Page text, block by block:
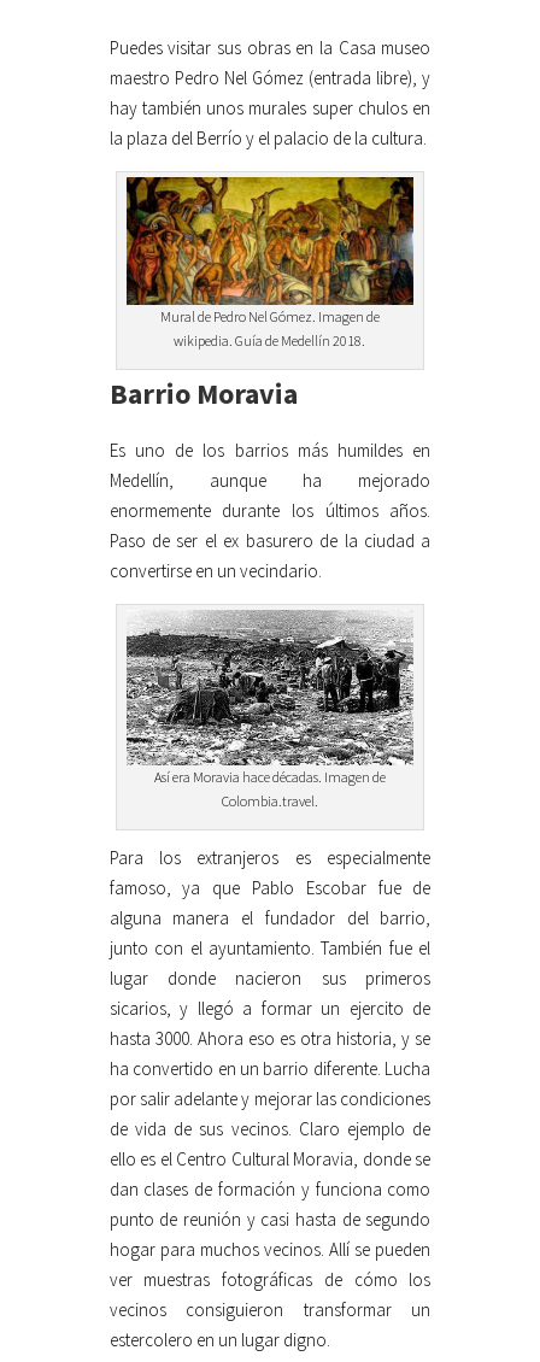
Puedes visitar sus obras en la Casa museo
maestro Pedro Nel Gómez (entrada libre), y
hay también unos murales super chulos en
la plaza del Berrío y el palacio de la cultura.
Mural de Pedro Nel Gómez. Imagen de
wikipedia. Guía de Medellín 2018.
Barrio Moravia
Es uno de los barrios más humildes en
Medellín, aunque ha mejorado
enormemente durante los últimos años.
Paso de ser el ex basurero de la ciudad a
convertirse en un vecindario.
Así era Moravia hace décadas. Imagen de
Colombia.travel.
Para los extranjeros es especialmente
famoso, ya que Pablo Escobar fue de
alguna manera el fundador del barrio,
junto con el ayuntamiento. También fue el
lugar donde nacieron sus primeros
sicarios, y llegó a formar un ejercito de
hasta 3000. Ahora eso es otra historia, y se
ha convertido en un barrio diferente. Lucha
por salir adelante y mejorar las condiciones
de vida de sus vecinos. Claro ejemplo de
ello es el Centro Cultural Moravia, donde se
dan clases de formación y funciona como
punto de reunión y casi hasta de segundo
hogar para muchos vecinos. Allí se pueden
ver muestras fotográficas de cómo los
vecinos consiguieron transformar un
estercolero en un lugar digno.